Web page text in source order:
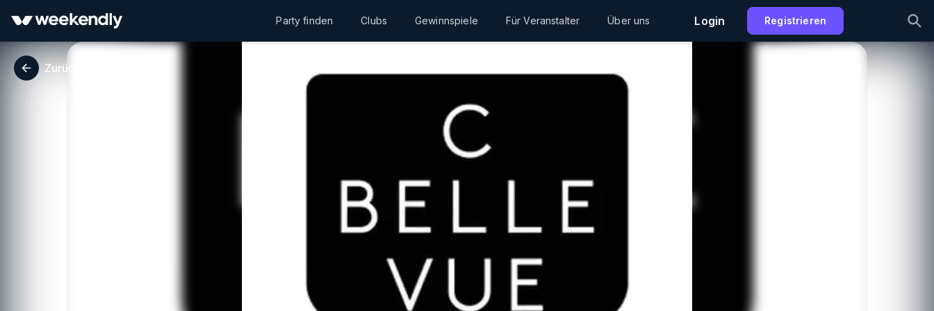
Party finden Clubs Gewinnspiele Für Veranstalter Über uns Login Registrieren
Zurück